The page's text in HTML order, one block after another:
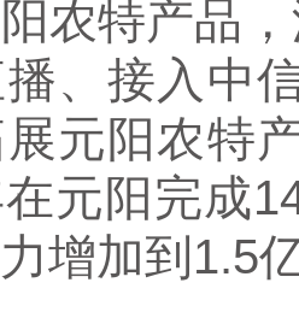
农特产品
、接入中
元阳农特
元阳完成
增加到1.5